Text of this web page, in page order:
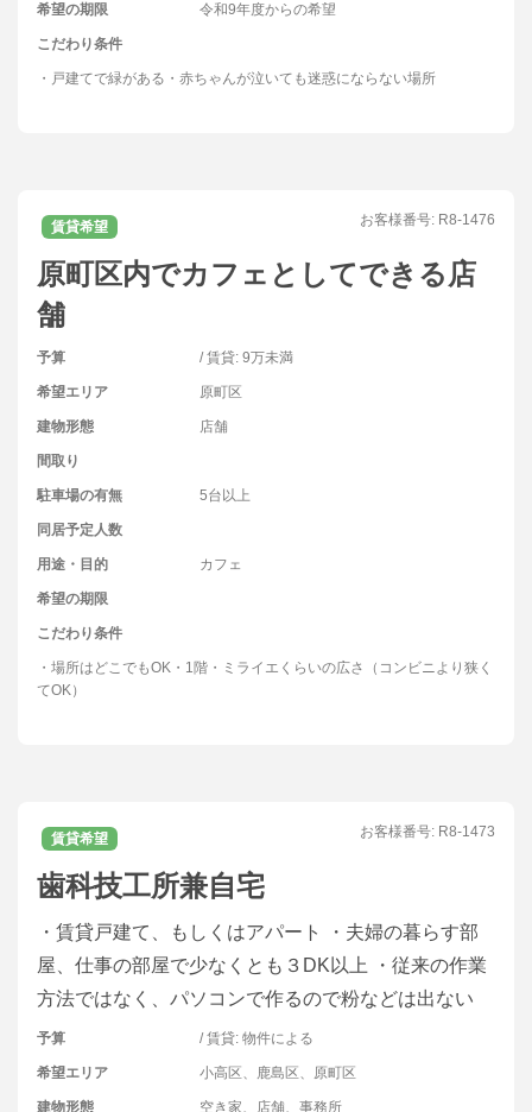
希望の期限 令和9年度からの希望
こだわり条件
・戸建てで緑がある・赤ちゃんが泣いても迷惑にならない場所
賃貸希望 お客様番号: R8-1476
原町区内でカフェとしてできる店
舗
予算 / 賃貸: 9万未満
希望エリア 原町区
建物形態 店舗
間取り
駐車場の有無 5台以上
同居予定人数
用途・目的 カフェ
希望の期限
こだわり条件
・場所はどこでもOK・1階・ミライエくらいの広さ（コンビニより狭く
てOK）
賃貸希望 お客様番号: R8-1473
歯科技工所兼自宅
・賃貸戸建て、もしくはアパート ・夫婦の暮らす部
屋、仕事の部屋で少なくとも３DK以上 ・従来の作業
方法ではなく、パソコンで作るので粉などは出ない
予算 / 賃貸: 物件による
希望エリア 小高区、鹿島区、原町区
建物形態 空き家、店舗、事務所